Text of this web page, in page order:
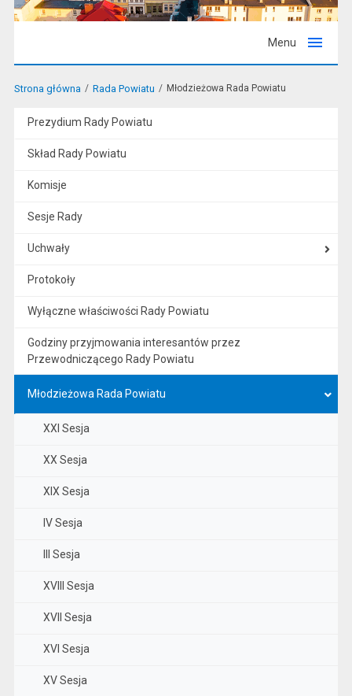
Menu
Strona główna Rada Powiatu Młodzieżowa Rada Powiatu
Prezydium Rady Powiatu
Skład Rady Powiatu
Komisje
Sesje Rady
Uchwały
Protokoły
Wyłączne właściwości Rady Powiatu
Godziny przyjmowania interesantów przez
Przewodniczącego Rady Powiatu
Młodzieżowa Rada Powiatu
XXI Sesja
XX Sesja
XIX Sesja
IV Sesja
III Sesja
XVIII Sesja
XVII Sesja
XVI Sesja
XV Sesja